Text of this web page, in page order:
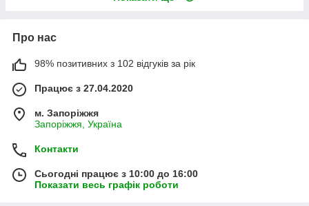
Про нас
98% позитивних з 102 відгуків за рік
Працює з 27.04.2020
м. Запоріжжя
Запоріжжя, Україна
Контакти
Сьогодні працює з 10:00 до 16:00
Показати весь графік роботи